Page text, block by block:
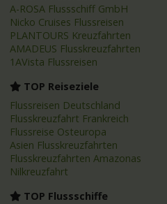
A-ROSA Flussschiff GmbH
Nicko Cruises Flussreisen
PLANTOURS Kreuzfahrten
AMADEUS Flusskreuzfahrten
1AVista Flussreisen
TOP Reiseziele
Flussreisen Deutschland
Flusskreuzfahrt Frankreich
Flussreise Osteuropa
Asien Flusskreuzfahrten
Flusskreuzfahrten Amazonas
Nilkreuzfahrt
TOP Flussschiffe